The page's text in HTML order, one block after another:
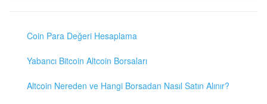
Coin Para Değeri Hesaplama
Yabancı Bitcoin Altcoin Borsaları
Altcoin Nereden ve Hangi Borsadan Nasıl Satın Alınır?